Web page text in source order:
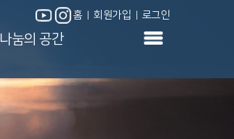
홈 회원가입 로그인
나눔의 공간